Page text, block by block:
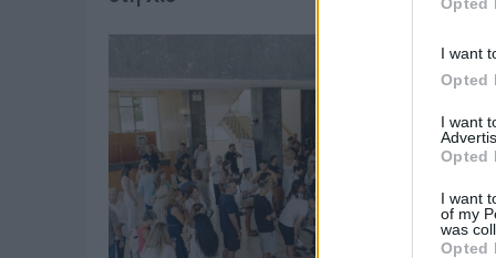
I want
Opted
I want
Opted
I want
of my
was
Opted